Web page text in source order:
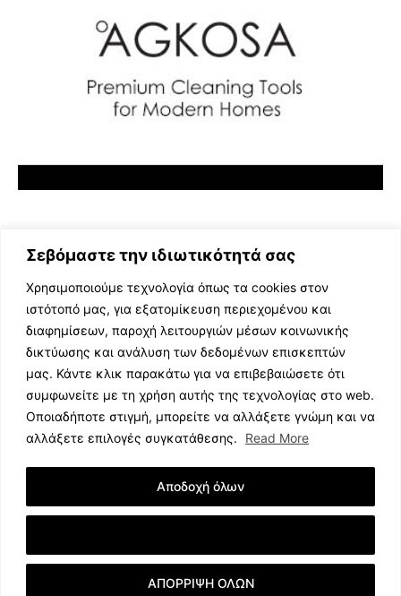
Σεβόμαστε την ιδιωτικότητά σας
Χρησιμοποιούμε τεχνολογία όπως τα cookies στον
ιστότοπό μας, για εξατομίκευση περιεχομένου και
διαφημίσεων, παροχή λειτουργιών μέσων κοινωνικής
δικτύωσης και ανάλυση των δεδομένων επισκεπτών
μας. Κάντε κλικ παρακάτω για να επιβεβαιώσετε ότι
συμφωνείτε με τη χρήση αυτής της τεχνολογίας στο web.
Οποιαδήποτε στιγμή, μπορείτε να αλλάξετε γνώμη και να
αλλάξετε επιλογές συγκατάθεσης.
Read More
ΑΠΟΡΡΙΨΗ ΟΛΩΝ
Αποδοχή όλων
ΕΛΛΗΝΙΚΗ ΜΟΥΣΙΚΗ
TV SHOWS
EVENTS
ΘΕΑΤΡΟ
ΔΙΑΓΩΝΙΣΜΟΙ
STOA CULTURA
ΣΥΝΕΝΤΕΥΞΕΙΣ
© 2023 music.net.cy, All Rights Reserved